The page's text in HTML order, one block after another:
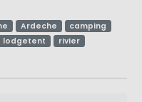
Ardeche
camping
lodgetent
rivier